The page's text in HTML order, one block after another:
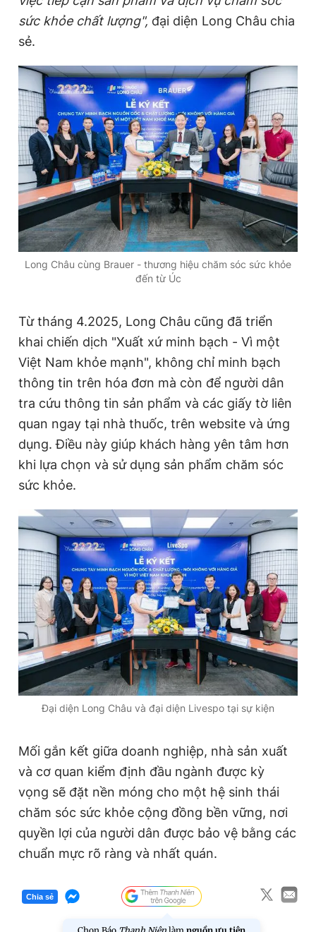
sức khỏe chất lượng", đại diện Long Châu chia
sẻ.
Long Châu cùng Brauer - thương hiệu chăm sóc sức khỏe
đến từ Úc
Từ tháng 4.2025, Long Châu cũng đã triển
khai chiến dịch "Xuất xứ minh bạch - Vì một
Việt Nam khỏe mạnh", không chỉ minh bạch
thông tin trên hóa đơn mà còn để người dân
tra cứu thông tin sản phẩm và các giấy tờ liên
quan ngay tại nhà thuốc, trên website và ứng
dụng. Điều này giúp khách hàng yên tâm hơn
khi lựa chọn và sử dụng sản phẩm chăm sóc
sức khỏe.
Đại diện Long Châu và đại diện Livespo tại sự kiện
Mối gắn kết giữa doanh nghiệp, nhà sản xuất
và cơ quan kiểm định đầu ngành được kỳ
vọng sẽ đặt nền móng cho một hệ sinh thái
chăm sóc sức khỏe cộng đồng bền vững, nơi
quyền lợi của người dân được bảo vệ bằng các
chuẩn mực rõ ràng và nhất quán.
Chia sẻ